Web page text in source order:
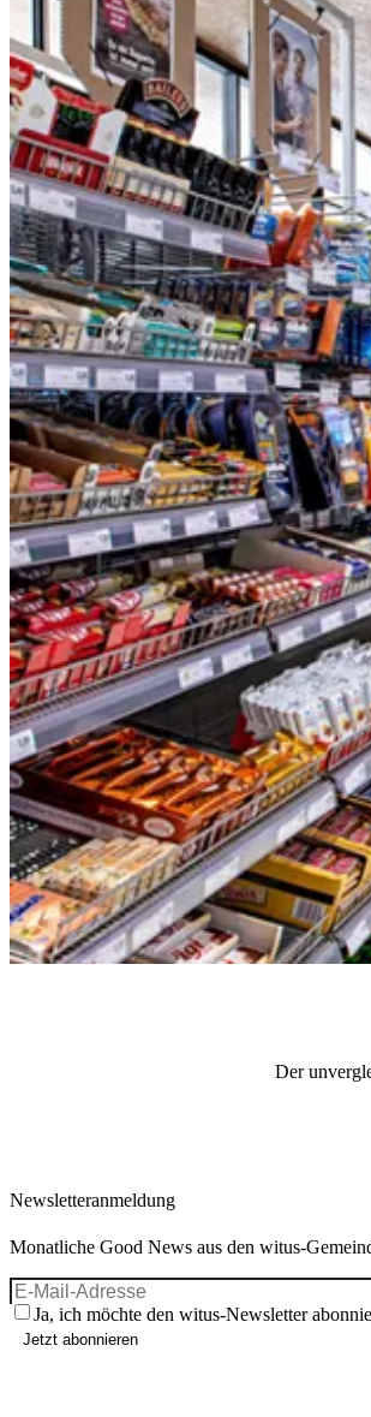
Der
Newsletteranmeldung
Monatliche Good News aus den witus-
Ja, ich möchte den witus-Newsletter
Jetzt abonnieren